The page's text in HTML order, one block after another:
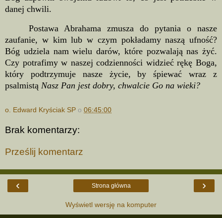
danej chwili.
Postawa Abrahama zmusza do pytania o nasze
zaufanie, w kim lub w czym pokładamy naszą ufność?
Bóg udziela nam wielu darów, które pozwalają nas żyć.
Czy potrafimy w naszej codzienności widzieć rękę Boga,
który podtrzymuje nasze życie, by śpiewać wraz z
psalmistą Nasz Pan jest dobry, chwalcie Go na wieki?
o. Edward Kryściak SP o 06:45:00
Brak komentarzy:
Prześlij komentarz
‹ ›
Strona główna
Wyświetl wersję na komputer